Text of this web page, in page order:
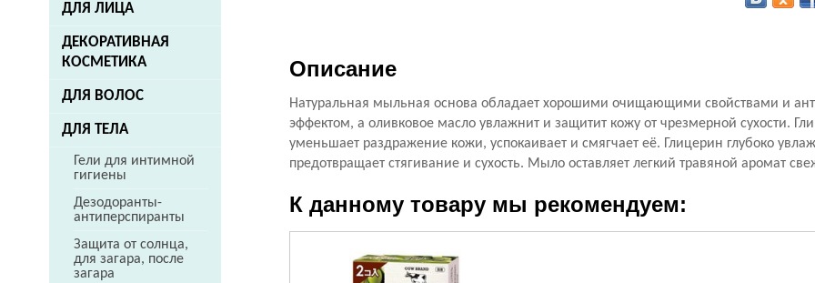
ДЛЯ ЛИЦА
ДЕКОРАТИВНАЯ
КОСМЕТИКА
ДЛЯ ВОЛОС
ДЛЯ ТЕЛА
Гели для интимной
гигиены
Дезодоранты-
антиперспиранты
Защита от солнца,
для загара, после
загара
Описание
Натуральная мыльная основа обладает хорошими очищающими свойствами и
эффектом, а оливковое масло увлажнит и защитит кожу от чрезмерной сухости.
уменьшает раздражение кожи, успокаивает и смягчает её. Глицерин глубоко
предотвращает стягивание и сухость. Мыло оставляет легкий травяной аромат
К данному товару мы рекомендуем: